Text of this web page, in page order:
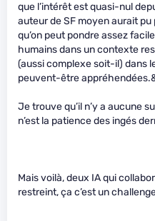
que l’intérêt est quasi-nul
auteur de SF moyen aurait
qu’on peut pondre assez
humains dans un contexte
(aussi complexe soit-il) dans
peuvent-être
Je trouve qu’il n’y a aucune
n’est la patience des ingés
Mais voilà, deux IA qui
restreint, ça c’est un